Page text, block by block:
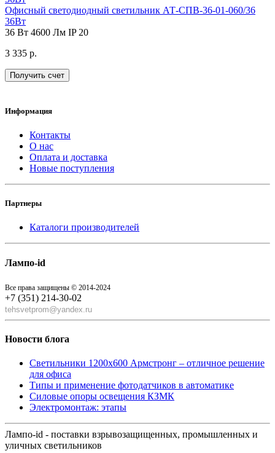
Офисный светодиодный светильник АТ-СПВ-36-01-060/36
36Вт
36 Вт 4600 Лм IP 20
3 335 р.
Получить счет
Информация
Контакты
О нас
Оплата и доставка
Новые поступления
Партнеры
Каталоги производителей
Лампо-id
Все права защищены © 2014-2024
+7 (351) 214-30-02
tehsvetprom@yandex.ru
Новости блога
Светильники 1200x600 Армстронг – отличное решение
для офиса
Типы и применение фотодатчиков в автоматике
Силовые опоры освещения КЗМК
Электромонтаж: этапы
Лампо-id - поставки взрывозащищенных, промышленных и
уличных светильников